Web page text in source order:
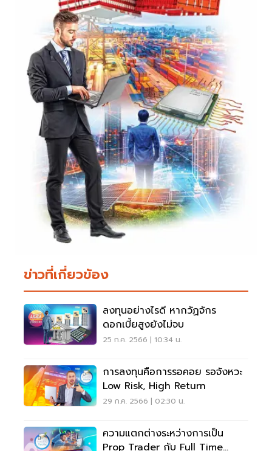
ข่าวที่เกี่ยวข้อง
ลงทุนอย่างไรดี หากวัฏจักร
ดอกเบี้ยสูงยังไม่จบ
25 ก.ค. 2566 | 10:34 น.
การลงทุนคือการรอคอย รอจังหวะ
Low Risk, High Return
29 ก.ค. 2566 | 02:30 น.
ความแตกต่างระหว่างการเป็น
Prop Trader กับ Full Time